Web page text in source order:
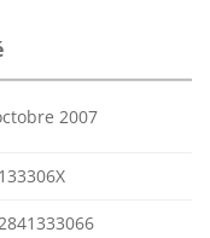
2007